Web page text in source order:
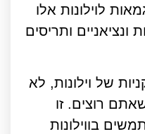
לוילונות אלו
ונציאניים ותריסים
של וילונות, לא
רוצים. זו
בווילונות